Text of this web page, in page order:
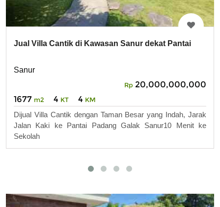
Jual Villa Cantik di Kawasan Sanur dekat Pantai
Sanur
Rp 20,000,000,000
1677 m2 4 KT 4 KM
Dijual Villa Cantik dengan Taman Besar yang Indah, Jarak
Jalan Kaki ke Pantai Padang Galak Sanur10 Menit ke
Sekolah